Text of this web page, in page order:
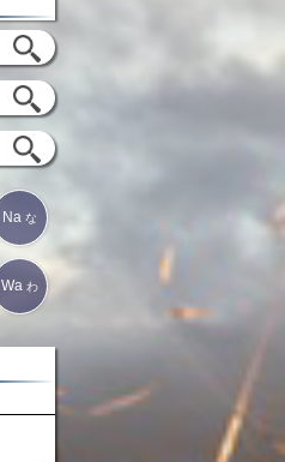
Na な
Wa わ